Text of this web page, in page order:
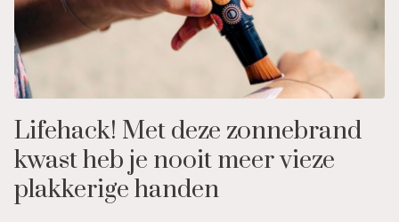
Lifehack! Met deze zonnebrand
kwast heb je nooit meer vieze
plakkerige handen